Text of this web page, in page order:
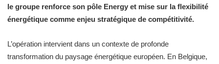
le groupe renforce son pôle Energy et mise sur la flexibilité
énergétique comme enjeu stratégique de compétitivité.
L’opération intervient dans un contexte de profonde
transformation du paysage énergétique européen. En Belgique,